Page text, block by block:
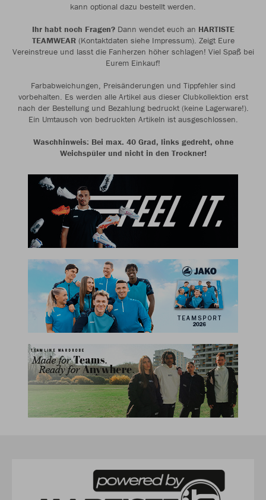
kann optional dazu bestellt werden.
Ihr habt noch Fragen?Dann wendet euch an HARTISTE
TEAMWEAR(Kontaktdaten siehe Impressum). Zeigt Eure
Vereinstreue und lasst die Fanherzen höher schlagen! Viel Spaß bei
Eurem Einkauf!
Farbabweichungen, Preisänderungen und Tippfehler sind
vorbehalten. Es werden alle Artikel aus dieser Clubkollektion erst
nach der Bestellung und Bezahlung bedruckt (keine Lagerware!).
Ein Umtausch von bedruckten Artikeln ist ausgeschlossen.
Waschhinweis: Bei max. 40 Grad, links gedreht, ohne
Weichspüler und nicht in den Trockner!